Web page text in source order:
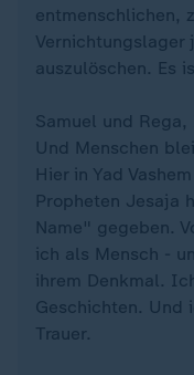
entmenschlichen,
Vernichtungslager
auszulöschen. Es
Samuel und
Und Menschen
Hier in Yad
Propheten Jesaja
Name" gegeben.
ich als Mensch -
ihrem Denkmal.
Geschichten. Und
Trauer.